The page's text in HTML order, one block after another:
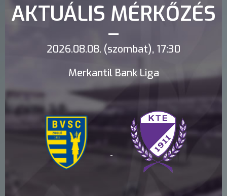
AKTUÁLIS MÉRKŐZÉS
2026.08.08. (szombat), 17:30
Merkantil Bank Liga
-